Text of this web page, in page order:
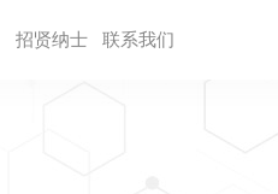
招贤纳⼠ 联系我们